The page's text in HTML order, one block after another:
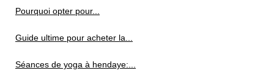
Pourquoi opter pour...
Guide ultime pour acheter la...
Séances de yoga à hendaye:...